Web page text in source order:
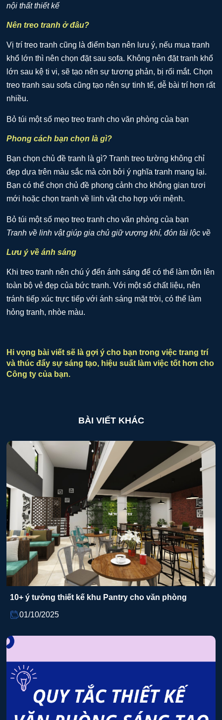
nội thất thiết kế
Nên treo tranh ở đâu?
Vị trí treo tranh cũng là điểm bạn nên lưu ý, nếu mua tranh
khổ lớn thì nên chọn đặt sau sofa. Không nên đặt tranh khổ
lớn sau kệ ti vi, sẽ tạo nên sự tương phản, bị rối mắt. Chọn
treo tranh sau sofa cũng tạo nên sự tinh tế, dễ bài trí hơn rất
nhiều.
Phong cách bạn chọn là gì?
Bạn chọn chủ đề tranh là gì? Tranh treo tường không chỉ
đẹp dựa trên màu sắc mà còn bởi ý nghĩa tranh mang lại.
Bạn có thể chọn chủ đề phong cảnh cho không gian tươi
mới hoặc chọn tranh về linh vật cho hợp với mệnh.
Tranh về linh vật giúp gia chủ giữ vượng khí, đón tài lộc về
Lưu ý về ánh sáng
Khi treo tranh nên chú ý đến ánh sáng để có thể làm tôn lên
toàn bộ vẻ đẹp của bức tranh. Với một số chất liệu, nên
tránh tiếp xúc trực tiếp với ánh sáng mặt trời, có thể làm
hỏng tranh, nhòe màu.
Hi vọng bài viết sẽ là gợi ý cho bạn trong việc trang trí
và thúc đẩy sự sáng tạo, hiệu suất làm việc tốt hơn cho
Công ty của bạn.
BÀI VIẾT KHÁC
10+ ý tưởng thiết kế khu Pantry cho văn phòng
01/10/2025